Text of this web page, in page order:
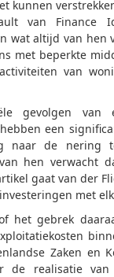
kunnen
van Finance
wat altijd van hen
met beperkte
van
gevolgen van
een
naar de nering
hen verwacht
gaat van der
met
het gebrek
Zaken en
de realisatie